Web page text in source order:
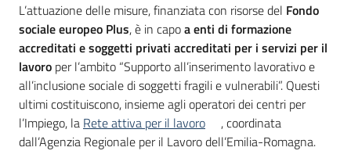
L’attuazione delle misure, finanziata con risorse del Fondo
sociale europeo Plus, è in capoa enti di formazione
accreditati e soggetti privati accreditati per i servizi per il
lavoro per l’ambito “Supporto all’inserimento lavorativo e
all’inclusione sociale di soggetti fragili e vulnerabili”. Questi
ultimi costituiscono, insieme agli operatori dei centri per
l’Impiego, la Rete attiva per il lavoro
, coordinata
dall’Agenzia Regionale per il Lavoro dell’Emilia-Romagna.